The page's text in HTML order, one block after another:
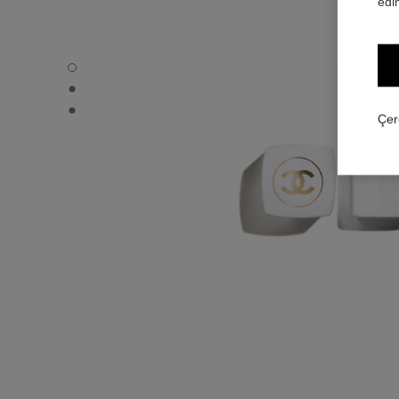
ROUGE COCO BAUME – SATIN - Varsayılan görünüm
ROUGE COCO BAUME – SATIN - Alternatif görünüm 1
ROUGE COCO BAUME – SATIN - Temel doku görünümü